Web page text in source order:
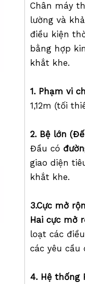
Chân máy
lường và
điều kiện
bằng hợp
khắt khe.
1. Phạm vi
1,12m (tối
2. Bệ lớn
Đầu có
giao diện
khắt khe.
3.Cực mở
Hai cực mở
loạt các
các yêu cầu
4. Hệ thống